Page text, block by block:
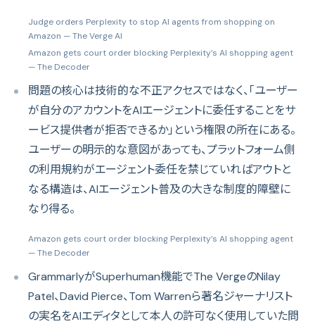
Judge orders Perplexity to stop AI agents from shopping on
Amazon — The Verge AI
Amazon gets court order blocking Perplexity’s AI shopping agent
— The Decoder
問題の核心は技術的な不正アクセスではなく、「ユーザー
が自分のアカウントをAIエージェントに委任することをサ
ービス提供者が拒否できるか」という権限の所在にある。
ユーザーの明示的な意図があっても、プラットフォーム側
の利用規約がエージェント委任を禁じていればアウトと
なる構造は、AIエージェント普及の大きな制度的障壁に
なり得る。
Amazon gets court order blocking Perplexity’s AI shopping agent
— The Decoder
GrammarlyがSuperhuman機能でThe VergeのNilay
Patel、David Pierce、Tom Warrenら著名ジャーナリスト
の実名をAIエディタとして本人の許可なく使用していた問